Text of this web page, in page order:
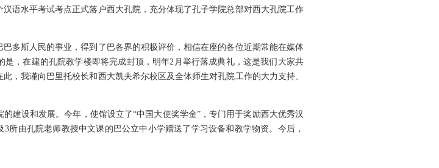
语水平考试考点正式落户西大孔院，充分体现了孔子学院总部对西大孔院工作
斯人民的事业，得到了巴各界的积极评价，相信在座的各位近期常能在媒体
，在建的孔院教学楼即将完成封顶，明年2月举行落成典礼，这是我们大家共
，我谨向巴里托校长和西大凯夫希尔校区及全体师生对孔院工作的大力支持、
设和发展。今年，使馆设立了“中国大使奖学金”，专门用于奖励西大优秀汉
所由孔院老师教授中文课的巴公立中小学赠送了学习设备和教学物资。今后，